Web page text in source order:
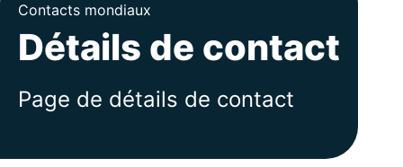
SAV support
Entreprise
Contact
Amérique du Nord
Contacts mondiaux
Détails de contact
Page de détails de contact